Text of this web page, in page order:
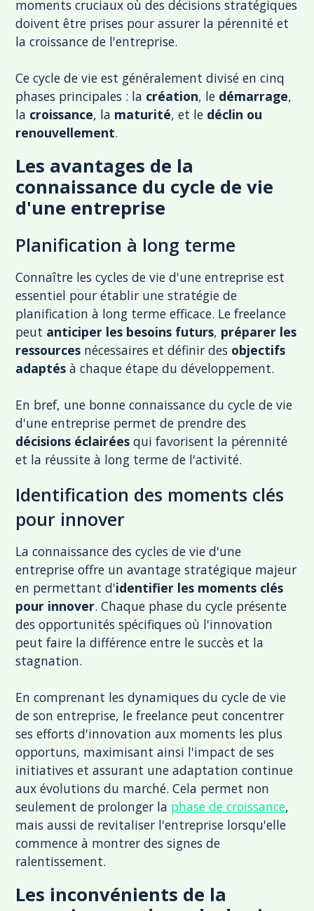
moments cruciaux où des décisions stratégiques
doivent être prises pour assurer la pérennité et
la croissance de l'entreprise.
Ce cycle de vie est généralement divisé en cinq
phases principales : la création, le démarrage,
la croissance, la maturité, et le déclin ou
renouvellement.
Les avantages de la
connaissance du cycle de vie
d'une entreprise
Planification à long terme
Connaître les cycles de vie d'une entreprise est
essentiel pour établir une stratégie de
planification à long terme efficace. Le freelance
peut anticiper les besoins futurs, préparer les
ressources nécessaires et définir des objectifs
adaptés à chaque étape du développement.
En bref, une bonne connaissance du cycle de vie
d'une entreprise permet de prendre des
décisions éclairées qui favorisent la pérennité
et la réussite à long terme de l'activité.
Identification des moments clés
pour innover
La connaissance des cycles de vie d'une
entreprise offre un avantage stratégique majeur
en permettant d'identifier les moments clés
pour innover. Chaque phase du cycle présente
des opportunités spécifiques où l'innovation
peut faire la différence entre le succès et la
stagnation.
En comprenant les dynamiques du cycle de vie
de son entreprise, le freelance peut concentrer
ses efforts d'innovation aux moments les plus
opportuns, maximisant ainsi l'impact de ses
initiatives et assurant une adaptation continue
aux évolutions du marché. Cela permet non
seulement de prolonger la phase de croissance,
mais aussi de revitaliser l'entreprise lorsqu'elle
commence à montrer des signes de
ralentissement.
Les inconvénients de la